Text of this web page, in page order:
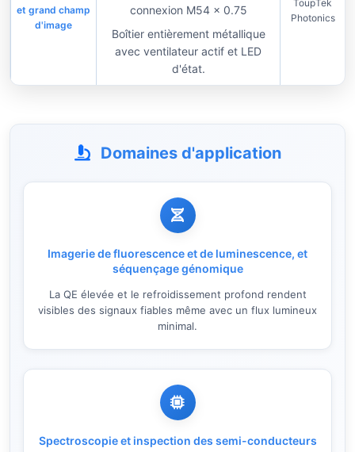
et grand champ
d'image
connexion M54 × 0.75
Boîtier entièrement métallique
avec ventilateur actif et LED
d'état.
ToupTek
Photonics
Domaines d'application
Imagerie de fluorescence et de luminescence, et
séquençage génomique
La QE élevée et le refroidissement profond rendent
visibles des signaux fiables même avec un flux lumineux
minimal.
Spectroscopie et inspection des semi-conducteurs